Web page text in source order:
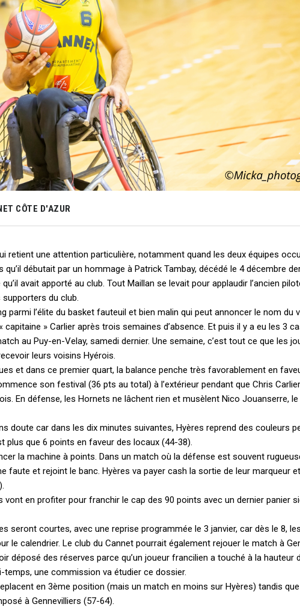
CÔTE D'AZUR
retient une attention particulière, notamment quand les deux équipes
qu’il débutait par un hommage à Patrick Tambay, décédé le 4 décembre
avait apporté au club. Tout Maillan se levait pour applaudir l’ancien
supporters du club.
parmi l’élite du basket fauteuil et bien malin qui peut annoncer le nom du
» Carlier après trois semaines d’absence. Et puis il y a eu les 3
au Puy-en-Velay, samedi dernier. Une semaine, c’est tout ce que les
leurs voisins Hyérois.
et dans ce premier quart, la balance penche très favorablement en
son festival (36 pts au total) à l’extérieur pendant que Chris
En défense, les Hornets ne lâchent rien et musèlent Nico Jouanserre,
doute car dans les dix minutes suivantes, Hyères reprend des couleurs
plus que 6 points en faveur des locaux (44-38).
la machine à points. Dans un match où la défense est souvent
faute et rejoint le banc. Hyères va payer cash la sortie de leur marqueur
vont en profiter pour franchir le cap des 90 points avec un dernier panier
seront courtes, avec une reprise programmée le 3 janvier, car dès le 8,
le calendrier. Le club du Cannet pourrait également rejouer le match à
déposé des réserves parce qu’un joueur francilien a touché à la hauteur
une commission va étudier ce dossier.
en 3ème position (mais un match en moins sur Hyères) tandis
à Gennevilliers (57-64).